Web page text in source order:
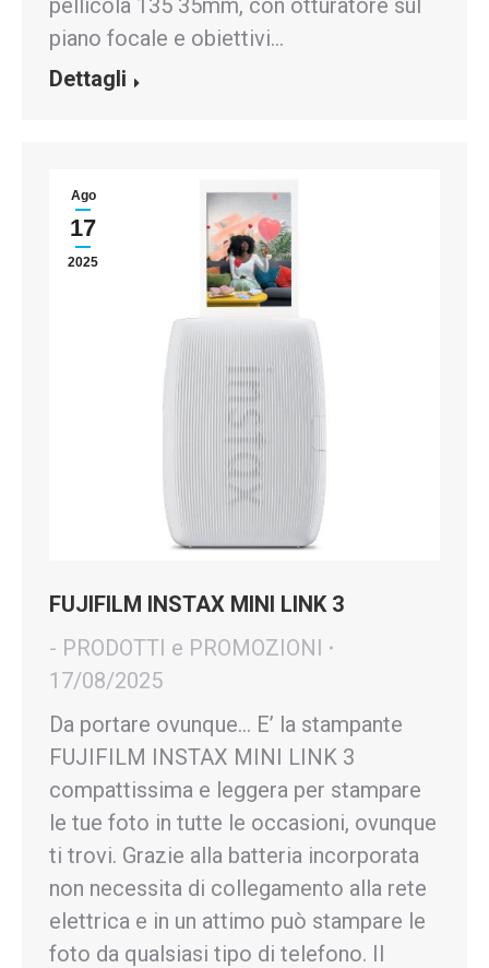
pellicola 135 35mm, con otturatore sul
piano focale e obiettivi…
Dettagli
Ago
17
2025
FUJIFILM INSTAX MINI LINK 3
- PRODOTTI e PROMOZIONI
17/08/2025
Da portare ovunque… E’ la stampante
FUJIFILM INSTAX MINI LINK 3
compattissima e leggera per stampare
le tue foto in tutte le occasioni, ovunque
ti trovi. Grazie alla batteria incorporata
non necessita di collegamento alla rete
elettrica e in un attimo può stampare le
foto da qualsiasi tipo di telefono. Il